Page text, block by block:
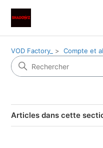
VOD Factory_ Compte et
Articles dans cette